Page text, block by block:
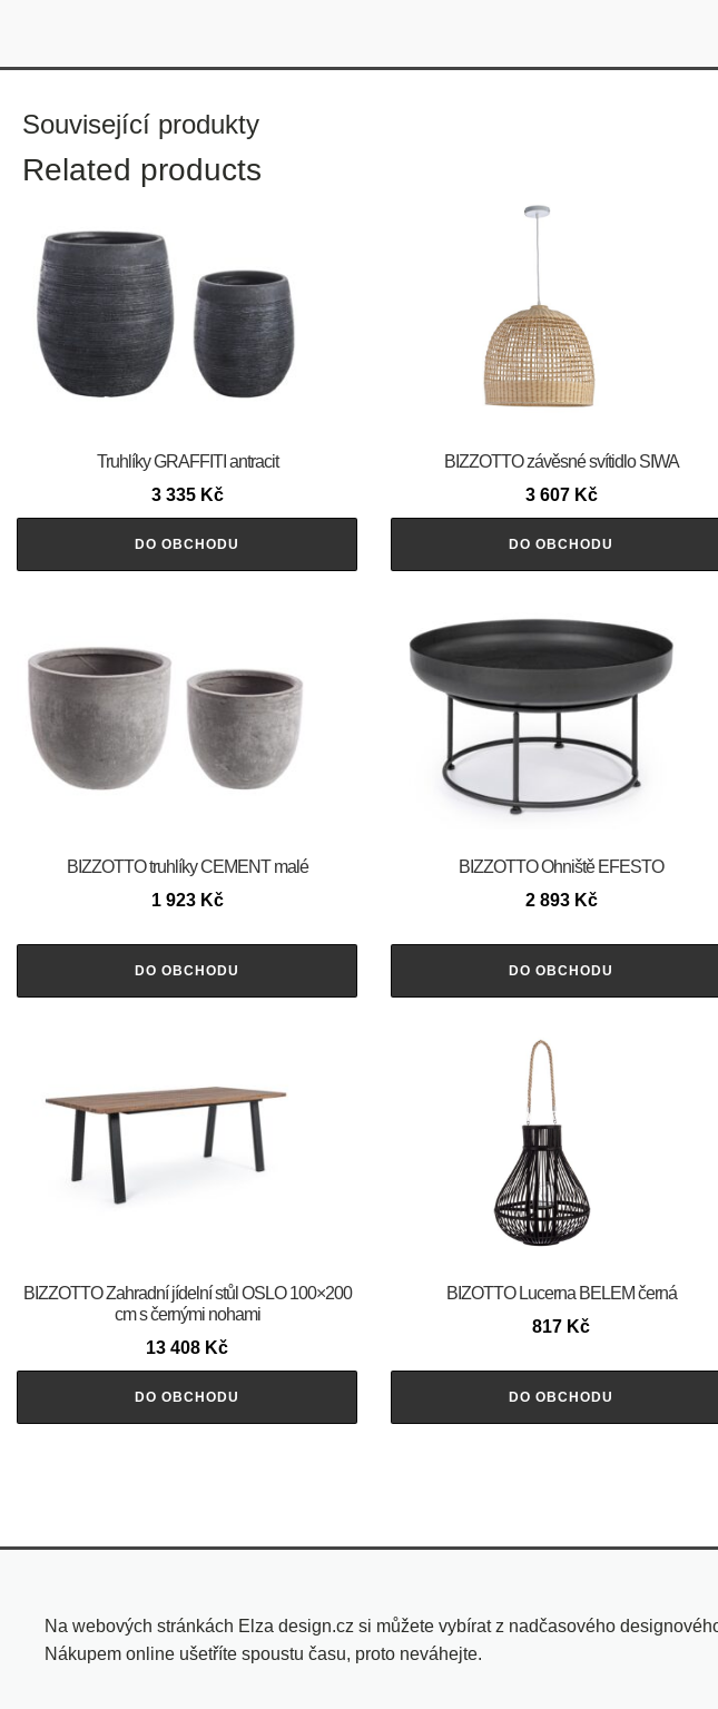
Související produkty
Related products
Truhlíky GRAFFITI antracit
3 335 Kč
DO OBCHODU
BIZZOTTO závěsné svítidlo SIWA
3 607 Kč
DO OBCHODU
BIZZOTTO truhlíky CEMENT malé
1 923 Kč
DO OBCHODU
BIZZOTTO Ohniště EFESTO
2 893 Kč
DO OBCHODU
BIZZOTTO Zahradní jídelní stůl OSLO 100×200
cm s černými nohami
13 408 Kč
DO OBCHODU
BIZOTTO Lucerna BELEM černá
817 Kč
DO OBCHODU
Na webových stránkách Elza design.cz si můžete vybírat z nadčasového
Nákupem online ušetříte spoustu času, proto neváhejte.